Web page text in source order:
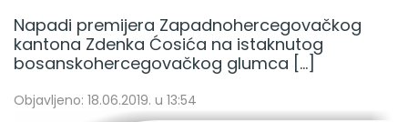
Napadi premijera Zapadnohercegovačkog
kantona Zdenka Ćosića na istaknutog
bosanskohercegovačkog glumca […]
Objavljeno: 18.06.2019. u 13:54